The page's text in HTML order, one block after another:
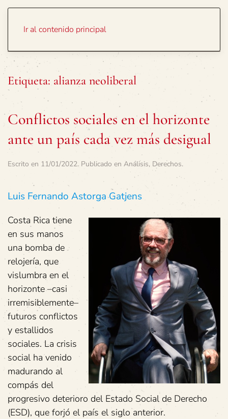
Ir al contenido principal
Etiqueta: alianza neoliberal
Conflictos sociales en el horizonte
ante un país cada vez más desigual
Escrito en 11/01/2022. Publicado en Análisis, Derechos.
Luis Fernando Astorga Gatjens
Costa Rica tiene
en sus manos
una bomba de
relojería, que
vislumbra en el
horizonte –casi
irremisiblemente–
futuros conflictos
y estallidos
sociales. La crisis
social ha venido
madurando al
compás del
progresivo deterioro del Estado Social de Derecho
(ESD), que forjó el país el siglo anterior.